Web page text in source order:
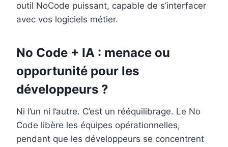
outil NoCode puissant, capable de s’interfacer
avec vos logiciels métier.
No Code + IA : menace ou
opportunité pour les
développeurs ?
Ni l’un ni l’autre. C’est un rééquilibrage. Le No
Code libère les équipes opérationnelles,
pendant que les développeurs se concentrent